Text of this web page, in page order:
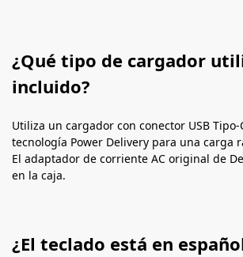
¿Qué tipo de cargador
incluido?
Utiliza un cargador con conector USB
tecnología Power Delivery para una carga
El adaptador de corriente AC original de
en la caja.
¿El teclado está en